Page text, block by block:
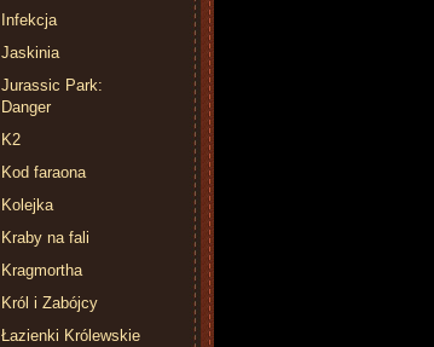
Infekcja
Jaskinia
Jurassic Park:
Danger
K2
Kod faraona
Kolejka
Kraby na fali
Kragmortha
Król i Zabójcy
Łazienki Królewskie